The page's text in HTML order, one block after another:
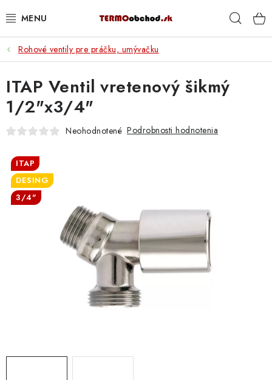
na
VYKUROVANIE
ROZVOD VODY A KÚRENIA
ODPAD A KANALIZÁCIA
% DOPREDAJ
PREČO SA OPLATÍ KUPOVAŤ RADIÁTORY KORADO
CEZ TERMOOBCHOD.SK
Hodnotenie obchodu Blog Kontakty
Napíšte nám
Rohové ventily pre práčku, umývačku
ITAP Ventil vretenový šikmý
1/2"x3/4"
Neohodnotené Podrobnosti hodnotenia
ITAP
DESING
3/4"